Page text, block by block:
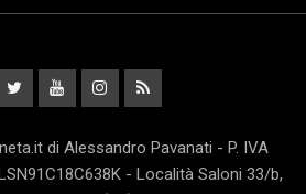
di Alessandro Pavanati - P. IVA
- Località Saloni 33/b,